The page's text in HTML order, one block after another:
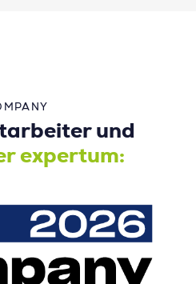
und
expertum: